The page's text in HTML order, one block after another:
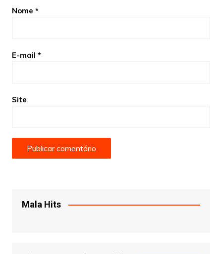
Nome *
E-mail *
Site
Mala Hits